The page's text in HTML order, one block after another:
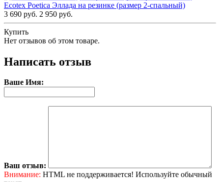
Ecotex Poetica Эллада на резинке (размер 2-спальный)
3 690 руб. 2 950 руб.
Купить
Нет отзывов об этом товаре.
Написать отзыв
Ваше Имя:
Ваш отзыв:
Внимание: HTML не поддерживается! Используйте обычный